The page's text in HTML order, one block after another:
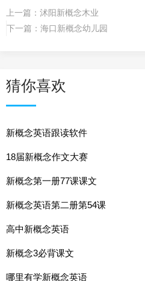
上一篇： 沭阳新概念木业
下一篇： 海口新概念幼儿园
猜你喜欢
新概念英语跟读软件
18届新概念作文大赛
新概念第一册77课课文
新概念英语第二册第54课
高中新概念英语
新概念3必背课文
哪里有学新概念英语